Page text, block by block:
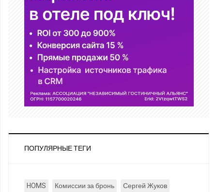
ПОПУЛЯРНЫЕ ТЕГИ
HOMS Комиссии за бронь
Сергей Жуков